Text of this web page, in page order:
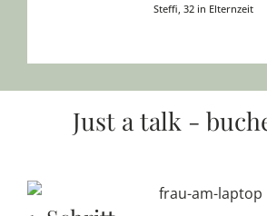
Steffi, 32 in Elternzeit
Just a talk -